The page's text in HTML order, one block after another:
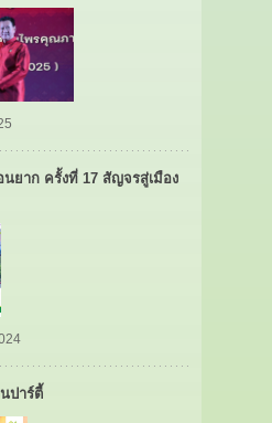
ยาก ครั้งที่ 17 สัญจรสู่เมือง
ปาร์ตี้